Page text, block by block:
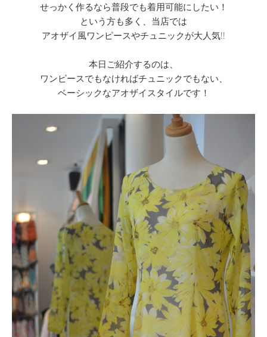
せっかく作るなら普段でも着用可能にしたい！
という方も多く、当店では
アオザイ風ワンピースやチュニックが大人気!!
本日ご紹介するのは、
ワンピースでもなければチュニックでもない、
ベーシックなアオザイスタイルです！